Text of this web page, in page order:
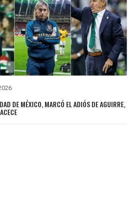
DE MÉXICO, MARCÓ EL ADIÓS DE AGUIRRE,